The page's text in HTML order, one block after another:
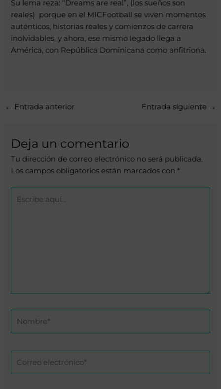
Su lema reza: “Dreams are real”, (los sueños son
reales) porque en el MICFootball se viven momentos
auténticos, historias reales y comienzos de carrera
inolvidables, y ahora, ese mismo legado llega a
América, con República Dominicana como anfitriona.
← Entrada anterior Entrada siguiente →
Deja un comentario
Tu dirección de correo electrónico no será publicada.
Los campos obligatorios están marcados con*
aquí...